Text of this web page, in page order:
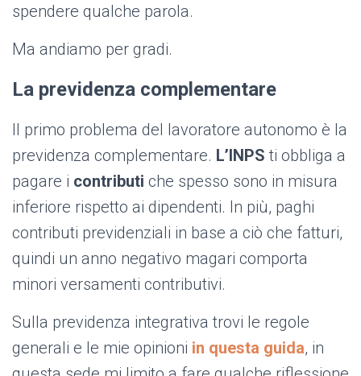
spendere qualche parola.
Ma andiamo per gradi.
La previdenza complementare
Il primo problema del lavoratore autonomo è la
previdenza complementare. L’INPS ti obbliga a
pagare i contributi che spesso sono in misura
inferiore rispetto ai dipendenti. In più, paghi
contributi previdenziali in base a ciò che fatturi,
quindi un anno negativo magari comporta
minori versamenti contributivi.
Sulla previdenza integrativa trovi le regole
generali e le mie opinioni in questa guida, in